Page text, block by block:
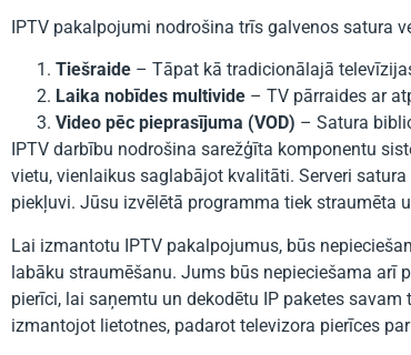
IPTV pakalpojumi nodrošina trīs galvenos satura
Tiešraide – Tāpat kā tradicionālajā
Laika nobīdes multivide – TV pārraides ar
Video pēc pieprasījuma (VOD) – Satura
IPTV darbību nodrošina sarežģīta komponentu
vietu, vienlaikus saglabājot kvalitāti. Serveri
piekļuvi. Jūsu izvēlētā programma tiek straumēta
Lai izmantotu IPTV pakalpojumus, būs
labāku straumēšanu. Jums būs nepieciešama arī
pierīci, lai saņemtu un dekodētu IP paketes
izmantojot lietotnes, padarot televizora pierīces